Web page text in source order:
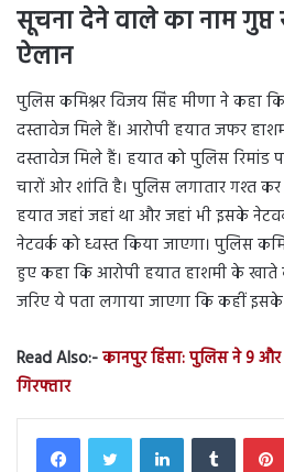
सूचना देने वाले का नाम
ऐलान
पुलिस कमिश्नर विजय सिंह मीणा ने कहा
दस्तावेज मिले हैं। आरोपी हयात जफर
दस्तावेज मिले हैं। हयात को पुलिस रिमांड
चारों ओर शांति है। पुलिस लगातार गश्त
हयात जहां जहां था और जहां भी इसके
नेटवर्क को ध्वस्त किया जाएगा। पुलिस
हुए कहा कि आरोपी हयात हाशमी के खाते
जरिए ये पता लगाया जाएगा कि कहीं
Read Also:-कानपुर हिंसा: पुलिस ने 9
गिरफ्तार
LinkedInTumblr